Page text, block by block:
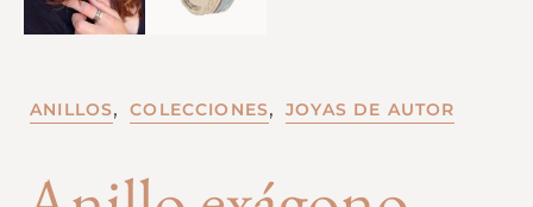
ANILLOS, COLECCIONES, JOYAS DE AUTOR